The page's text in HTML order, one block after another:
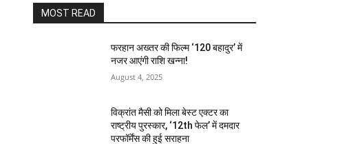
MOST READ
फरहान अख्तर की फिल्म ‘120 बहादुर’ में
नजर आएंगी राशि खन्ना!
August 4, 2025
विक्रांत मैसी को मिला बेस्ट एक्टर का
राष्ट्रीय पुरस्कार, ‘12th फेल’ में दमदार
परफॉर्मेंस की हुई सराहना